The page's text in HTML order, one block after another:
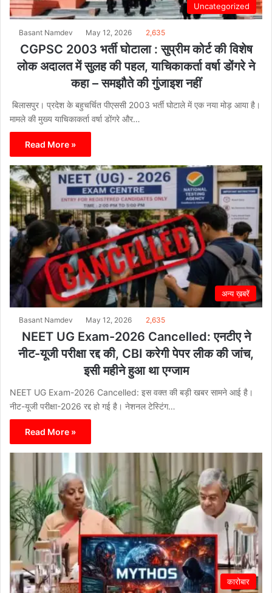
Uncategorized
Basant Namdev May 12, 2026 2,635
CGPSC 2003 भर्ती घोटाला : सुप्रीम कोर्ट की विशेष
लोक अदालत में सुलह की पहल, याचिकाकर्ता वर्षा डोंगरे ने
कहा – समझौते की गुंजाइश नहीं
बिलासपुर। प्रदेश के बहुचर्चित पीएससी 2003 भर्ती घोटाले में एक नया मोड़ आया है।
मामले की मुख्य याचिकाकर्ता वर्षा डोंगरे और…
Read More »
अन्य ख़बरें
Basant Namdev May 12, 2026 2,635
NEET UG Exam-2026 Cancelled: एनटीए ने
नीट-यूजी परीक्षा रद्द की, CBI करेगी पेपर लीक की जांच,
इसी महीने हुआ था एग्जाम
NEET UG Exam-2026 Cancelled: इस वक्त की बड़ी खबर सामने आई है।
नीट-यूजी परीक्षा-2026 रद्द हो गई है। नेशनल टेस्टिंग…
Read More »
कारोबार